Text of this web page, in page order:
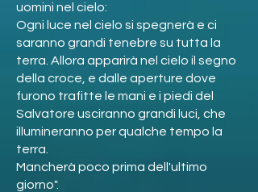
uomini nel cielo:
Ogni luce nel cielo si spegnerà e ci
saranno grandi tenebre su tutta la
terra. Allora apparirà nel cielo il segno
della croce, e dalle aperture dove
furono trafitte le mani e i piedi del
Salvatore usciranno grandi luci, che
illumineranno per qualche tempo la
terra.
Mancherà poco prima dell'ultimo
giorno".